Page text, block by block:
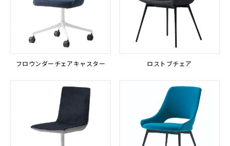
フロウンダーチェアキャスター ロストブチェア